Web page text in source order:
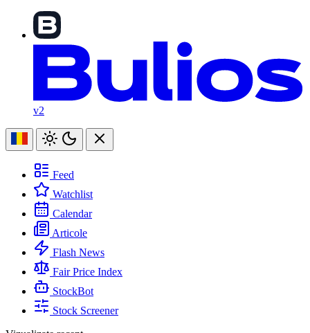
v2
Feed
Watchlist
Calendar
Articole
Flash News
Fair Price Index
StockBot
Stock Screener